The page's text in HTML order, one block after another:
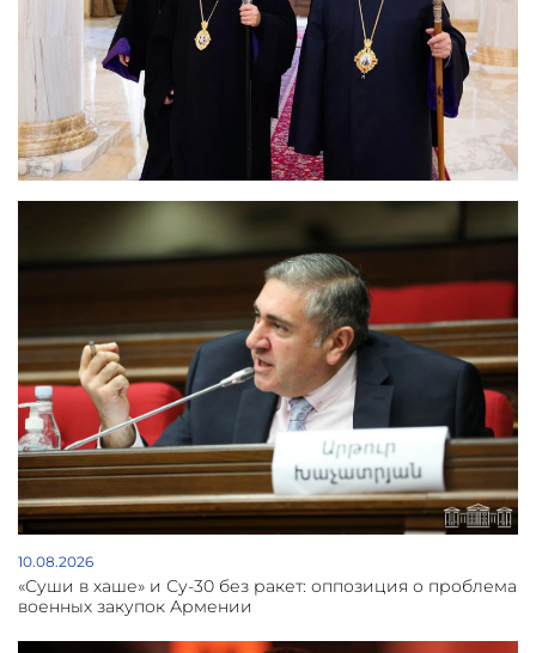
10.08.2026
«Суши в хаше» и Су-30 без ракет: оппозиция о проблема
военных закупок Армении